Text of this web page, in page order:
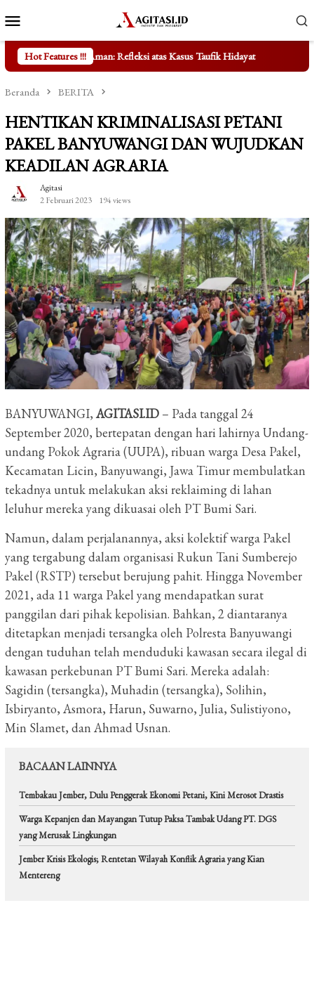
ke
kontenMobile
Hot Features !!!
atas Kasus Taufik Hidayat Mengungkap Fakta di Balik
Beranda BERITA
HENTIKAN KRIMINALISASI PETANI
PAKEL BANYUWANGI DAN WUJUDKAN
KEADILAN AGRARIA
Agitasi
2 Februari 2023
194 views
BANYUWANGI,AGITASI.ID – Pada tanggal 24
September 2020, bertepatan dengan hari lahirnya Undang-
undang Pokok Agraria (UUPA), ribuan warga Desa Pakel,
Kecamatan Licin, Banyuwangi, Jawa Timur membulatkan
tekadnya untuk melakukan aksi reklaiming di lahan
leluhur mereka yang dikuasai oleh PT Bumi Sari.
Namun, dalam perjalanannya, aksi kolektif warga Pakel
yang tergabung dalam organisasi Rukun Tani Sumberejo
Pakel (RSTP) tersebut berujung pahit. Hingga November
2021, ada 11 warga Pakel yang mendapatkan surat
panggilan dari pihak kepolisian. Bahkan, 2 diantaranya
ditetapkan menjadi tersangka oleh Polresta Banyuwangi
dengan tuduhan telah menduduki kawasan secara ilegal di
kawasan perkebunan PT Bumi Sari. Mereka adalah:
Sagidin (tersangka), Muhadin (tersangka), Solihin,
Isbiryanto, Asmora, Harun, Suwarno, Julia, Sulistiyono,
Min Slamet, dan Ahmad Usnan.
BACAAN LAINNYA
Tembakau Jember, Dulu Penggerak Ekonomi Petani, Kini Merosot Drastis
Warga Kepanjen dan Mayangan Tutup Paksa Tambak Udang PT. DGS
yang Merusak Lingkungan
Jember Krisis Ekologis; Rentetan Wilayah Konflik Agraria yang Kian
Mentereng